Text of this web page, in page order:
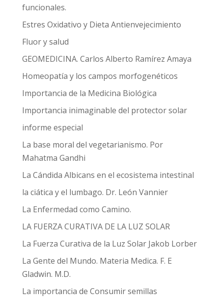
funcionales.
Estres Oxidativo y Dieta Antienvejecimiento
Fluor y salud
GEOMEDICINA. Carlos Alberto Ramírez Amaya
Homeopatía y los campos morfogenéticos
Importancia de la Medicina Biológica
Importancia inimaginable del protector solar
informe especial
La base moral del vegetarianismo. Por
Mahatma Gandhi
La Cándida Albicans en el ecosistema intestinal
la ciática y el lumbago. Dr. León Vannier
La Enfermedad como Camino.
LA FUERZA CURATIVA DE LA LUZ SOLAR
La Fuerza Curativa de la Luz Solar Jakob Lorber
La Gente del Mundo. Materia Medica. F. E
Gladwin. M.D.
La importancia de Consumir semillas